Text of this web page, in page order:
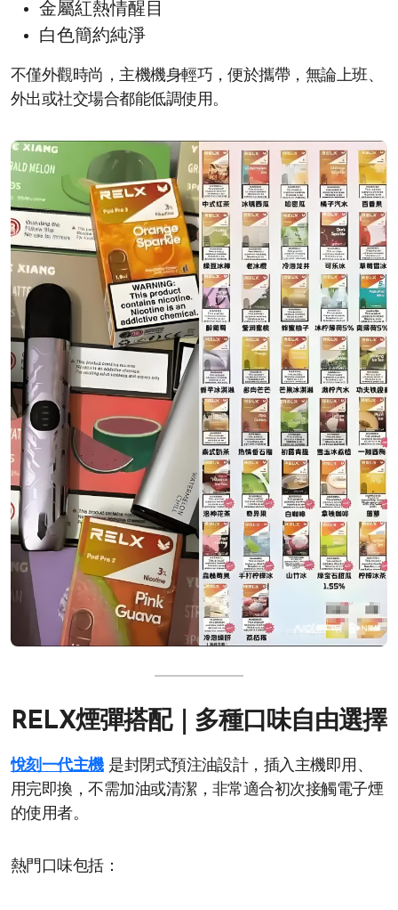
金屬紅熱情醒目
白色簡約純淨
不僅外觀時尚，主機機身輕巧，便於攜帶，無論上班、
外出或社交場合都能低調使用。
RELX煙彈搭配｜多種口味自由選擇
悅刻一代主機是封閉式預注油設計，插入主機即用、
用完即換，不需加油或清潔，非常適合初次接觸電子煙
的使用者。
熱門口味包括：